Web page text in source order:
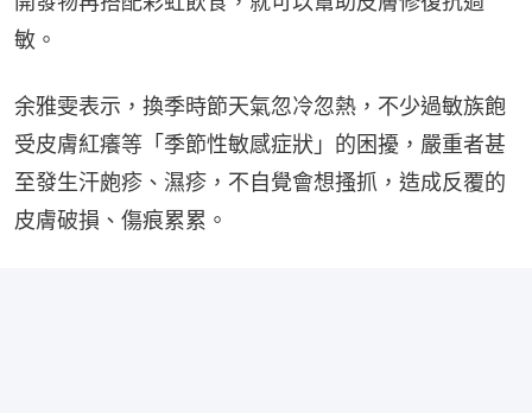
敏。
余雅雯表示，換季時節天氣忽冷忽熱，不少過敏族飽
受皮膚紅癢等「季節性敏感症狀」的困擾，嚴重者甚
至發生汗皰疹、濕疹，不自覺會想搔抓，造成反覆的
皮膚破損、傷痕累累。